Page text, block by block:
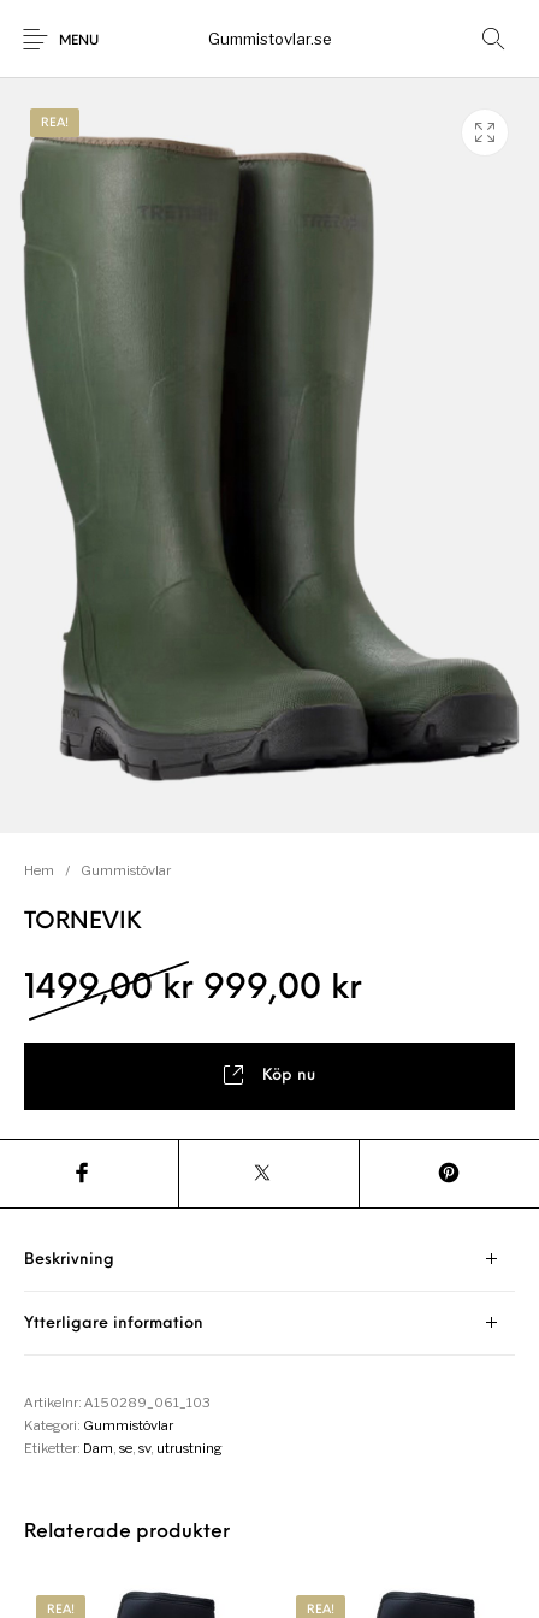
MENU Gummistovlar.se
Gummistövlar
REA!
Hem / Gummistövlar
TORNEVIK
1499,00 kr Det ursprungliga
999,00 krDet
Köp nu
Beskrivning
Ytterligare information
Artikelnr:A150289_061_103
Kategori: Gummistövlar
Etiketter: Dam ,se ,sv, utrustning
Relaterade produkter
REA! REA!